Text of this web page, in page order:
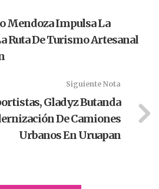
Mendoza Impulsa La
Ruta De Turismo Artesanal
Siguiente Nota
Gladyz Butanda
De Camiones
Urbanos En Uruapan